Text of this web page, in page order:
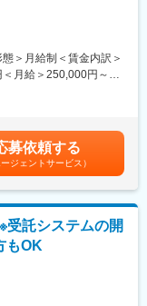
集合研修については大
には宿泊を手配
7日間の研修。商品知識
地をご提案させていた
る可能性無。但し本
変更の可能性有
自社開発の業務システ
すべく、新たなプログ
強く自社パッケージに
向けて開発を進めてお
＞月給制＜賃金内訳＞
月給＞250,000円～
じて上下する可能性が
表記です。
募依頼する
ージェントサービス）
受託システムの開
もOK